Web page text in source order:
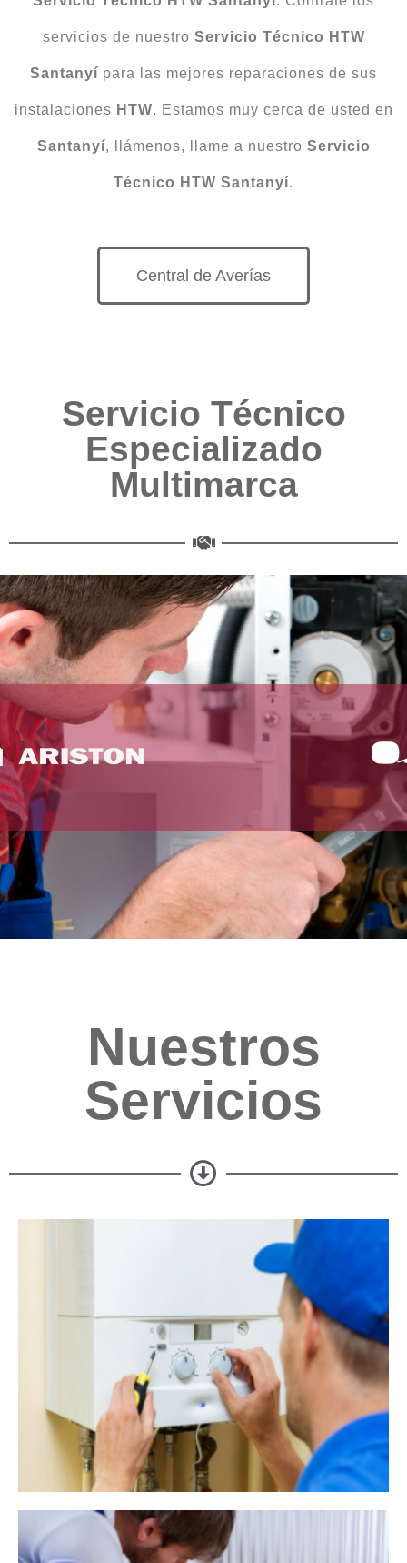
servicios de nuestro Servicio Técnico HTW
Santanyí para las mejores reparaciones de sus
instalaciones HTW. Estamos muy cerca de usted en
Santanyí, llámenos, llame a nuestro Servicio
Técnico HTW Santanyí.
Central de Averías
Servicio Técnico
Especializado
Multimarca
Nuestros
Servicios